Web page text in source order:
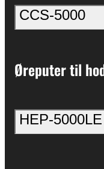
CCS-5000
Øreputer til
HEP-5000LE